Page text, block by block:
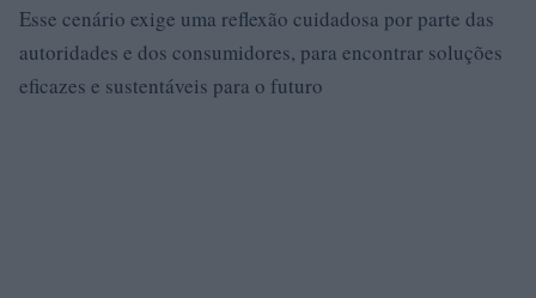
Esse cenário exige uma reflexão cuidadosa por parte das
autoridades e dos consumidores, para encontrar soluções
eficazes e sustentáveis para o futuro